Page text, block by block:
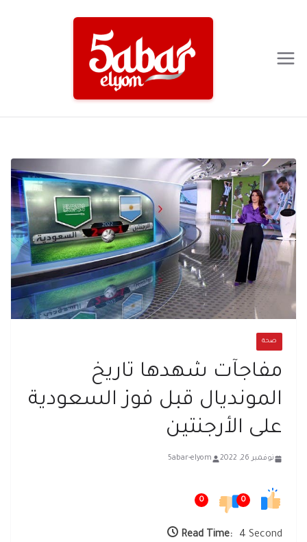
صحة
مفاجآت شهدها تاريخ
المونديال قبل فوز السعودية
على الأرجنتين
نوفمبر 26, 2022 5abar-elyom
0
0
Read Time: 4 Second